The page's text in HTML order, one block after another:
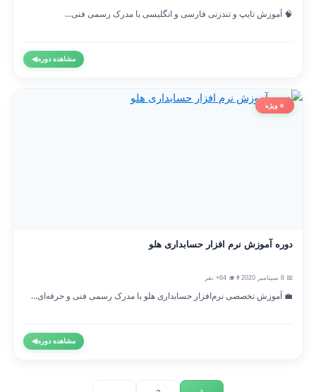
🧠 آموزش تایپ و تندزنی فارسی و انگلیسی با مدرک رسمی فنی...
مشاهده دوره◀
⭐ ویژه
دوره آموزش نرم افزار حسابداری هلو
👨‍🎓 64+ نفر
💼 آموزش تخصصی نرم‌افزار حسابداری هلو با مدرک رسمی فنی و حرفه‌ای...
مشاهده دوره◀